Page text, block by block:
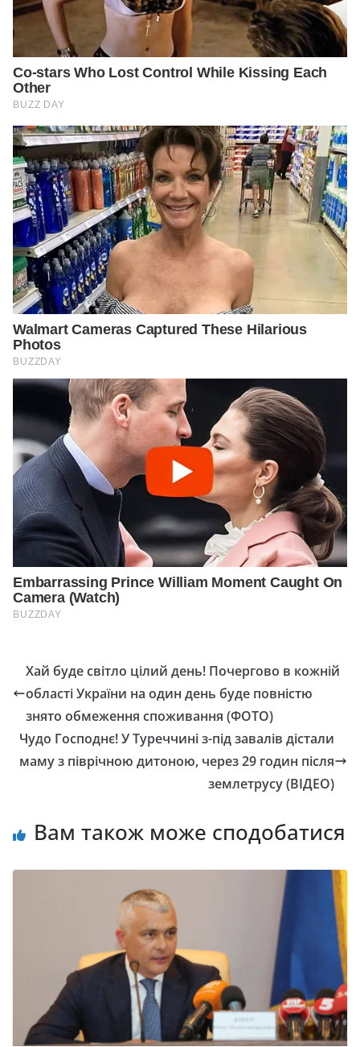
Хай буде світло цілий день! Почергово в кожній
області України на один день буде повністю
знято обмеження споживання (ФОТО)
Чудо Господнє! У Туреччині з-під завалів дістали
маму з піврічною дитоною, через 29 годин після
землетрусу (ВІДЕО)
Вам також може сподобатися